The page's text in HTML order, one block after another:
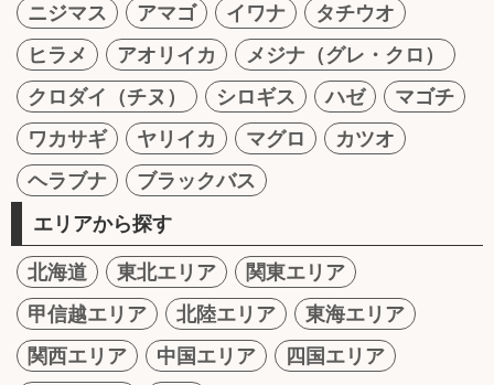
ニジマス
アマゴ イワナ
タチウオ
ヒラメ
アオリイカ
メジナ（グレ・クロ）
クロダイ（チヌ）
シロギス ハゼ
マゴチ
ワカサギ
ヤリイカ マグロ
カツオ
ヘラブナ
ブラックバス
エリアから探す
北海道 東北エリア
関東エリア
甲信越エリア
北陸エリア
東海エリア
関西エリア
中国エリア
四国エリア